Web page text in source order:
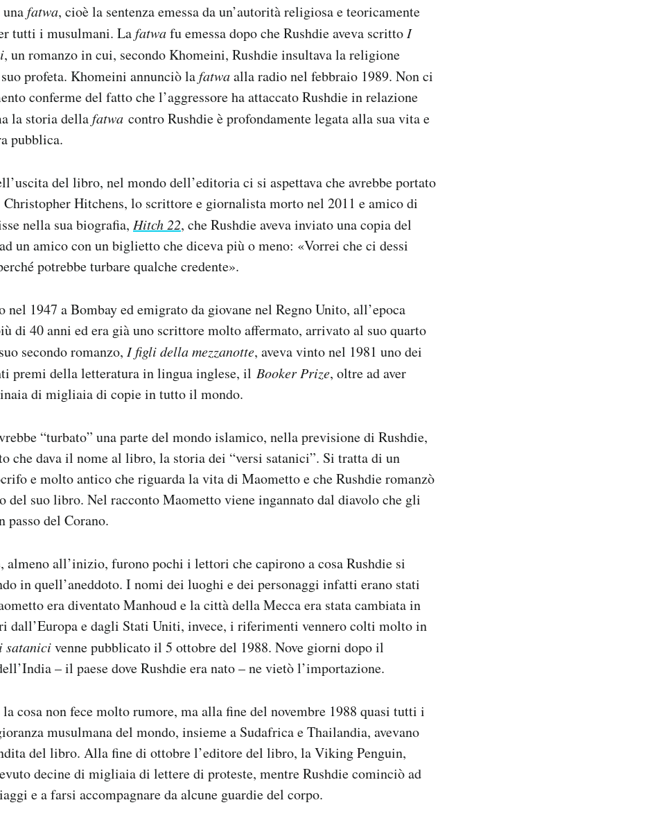
fatwa, cioè la sentenza emessa da un’autorità religiosa e teoricamente
tutti i musulmani. Lafatwafu emessa dopo che Rushdie aveva scritto I
, un romanzo in cui, secondo Khomeini, Rushdie insultava la religione
profeta. Khomeini annunciò lafatwaalla radio nel febbraio 1989. Non ci
conferme del fatto che l’aggressore ha attaccato Rushdie in relazione
la storia dellafatwa contro Rushdie è profondamente legata alla sua vita e
pubblica.
del libro, nel mondo dell’editoria ci si aspettava che avrebbe portato
Christopher Hitchens, lo scrittore e giornalista morto nel 2011 e amico di
nella sua biografia, Hitch 22, che Rushdie aveva inviato una copia del
un amico con un biglietto che diceva più o meno: «Vorrei che ci dessi
potrebbe turbare qualche credente».
nel 1947 a Bombay ed emigrato da giovane nel Regno Unito, all’epoca
di 40 anni ed era già uno scrittore molto affermato, arrivato al suo quarto
secondo romanzo, I figli della mezzanotte, aveva vinto nel 1981 uno dei
premi della letteratura in lingua inglese, il Booker Prize, oltre ad aver
di migliaia di copie in tutto il mondo.
“turbato” una parte del mondo islamico, nella previsione di Rushdie,
che dava il nome al libro, la storia dei “versi satanici”. Si tratta di un
e molto antico che riguarda la vita di Maometto e che Rushdie romanzò
del suo libro. Nel racconto Maometto viene ingannato dal diavolo che gli
passo del Corano.
almeno all’inizio, furono pochi i lettori che capirono a cosa Rushdie si
in quell’aneddoto. I nomi dei luoghi e dei personaggi infatti erano stati
era diventato Manhoud e la città della Mecca era stata cambiata in
dall’Europa e dagli Stati Uniti, invece, i riferimenti vennero colti molto in
satanicivenne pubblicato il 5 ottobre del 1988. Nove giorni dopo il
– il paese dove Rushdie era nato – ne vietò l’importazione.
cosa non fece molto rumore, ma alla fine del novembre 1988 quasi tutti i
musulmana del mondo, insieme a Sudafrica e Thailandia, avevano
del libro. Alla fine di ottobre l’editore del libro, la Viking Penguin,
decine di migliaia di lettere di proteste, mentre Rushdie cominciò ad
e a farsi accompagnare da alcune guardie del corpo.